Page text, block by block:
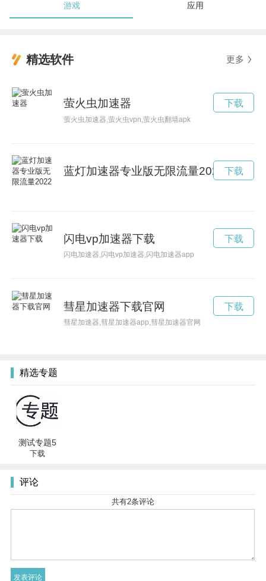
游戏 应用
精选软件 更多
萤火虫加速器
萤火虫加速器,萤火虫vpn,萤火虫翻墙apk
下载
蓝灯加速器专业版无限流量2022下载
闪电vp加速器下载
闪电加速器,闪电vp加速器,闪电加速器app
下载
彗星加速器下载官网
彗星加速器,彗星加速器app,彗星加速器官网
下载
精选专题
测试专题5
下载
评论
共有2条评论